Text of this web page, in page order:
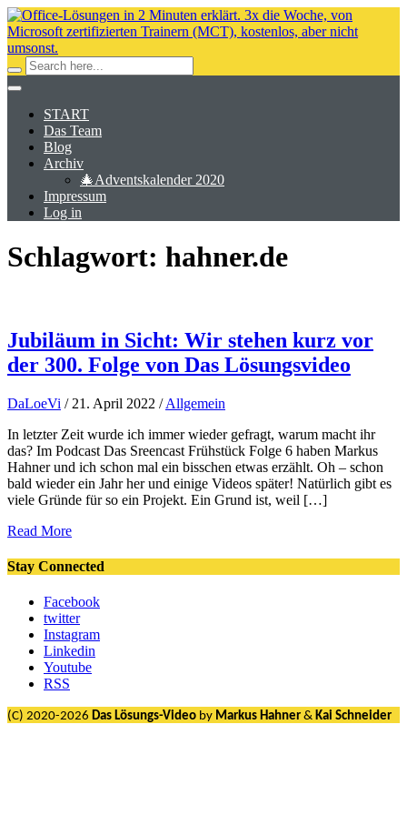
START
Das Team
Blog
Archiv
🎄Adventskalender 2020
Impressum
Log in
Schlagwort: hahner.de
Jubiläum in Sicht: Wir stehen kurz vor
der 300. Folge von Das Lösungsvideo
DaLoeVi / 21. April 2022 / Allgemein
In letzter Zeit wurde ich immer wieder gefragt, warum macht ihr
das? Im Podcast Das Sreencast Frühstück Folge 6 haben Markus
Hahner und ich schon mal ein bisschen etwas erzählt. Oh – schon
bald wieder ein Jahr her und einige Videos später! Natürlich gibt es
viele Gründe für so ein Projekt. Ein Grund ist, weil […]
Read More
Stay Connected
Facebook
twitter
Instagram
Linkedin
Youtube
RSS
(C) 2020-2026 Das Lösungs-Video by Markus Hahner & Kai Schneider